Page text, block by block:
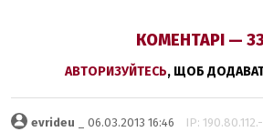
КОМЕНТАРІ —
АВТОРИЗУЙТЕСЬ, ЩОБ
evrideu _ 06.03.2013 16:46 IP: